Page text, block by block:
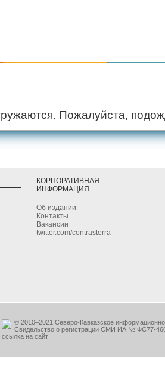
Пожалуйста,
КОРПОРАТИВНАЯ
ИНФОРМАЦИЯ
Об издании
Контакты
Вакансии
twitter.com/contrasterra
© 2010–2021 Северо-Кавказское
Свидельство о регистрации СМИ ИА № ФС77-
ссылка на сайт